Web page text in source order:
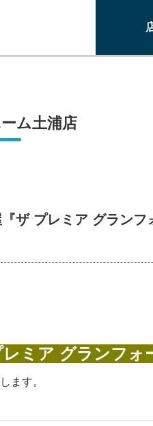
ム土浦店
ザ プレミア グランフ
レミア グランフォ
ます。